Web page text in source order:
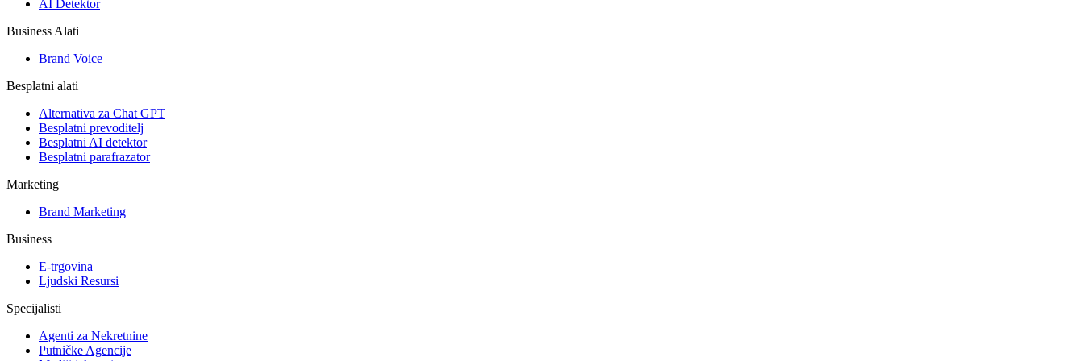
AI Detektor
Business Alati
Brand Voice
Besplatni alati
Alternativa za Chat GPT
Besplatni prevoditelj
Besplatni AI detektor
Besplatni parafrazator
Marketing
Brand Marketing
Business
E-trgovina
Ljudski Resursi
Specijalisti
Agenti za Nekretnine
Putničke Agencije